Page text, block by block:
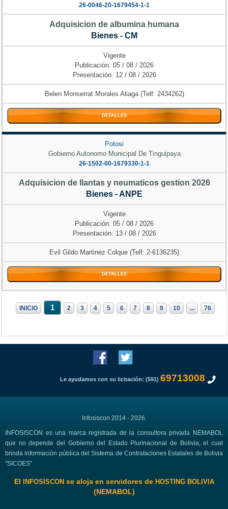
26-0046-20-1679454-1-1
Adquisicion de albumina humana
Bienes - CM
Vigente
Publicación: 05 / 08 / 2026
Presentación: 12 / 08 / 2026
Belen Monserrat Morales Aliaga (Telf: 2434262)
DETALLES
Potosi
Gobierno Autonomo Municipal De Tinguipaya
26-1502-00-1679330-1-1
Adquisicion de llantas y neumaticos gestion 2026
Bienes - ANPE
Vigente
Publicación: 05 / 08 / 2026
Presentación: 13 / 08 / 2026
Evil Gildo Martinez Colque (Telf: 2-6136235)
DETALLES
INICIO 1 2 3 4 5 6 7 8 9 10 ... 76
Le ayudamos con su licitación: (591) 69713008
Infosiscon 2014 - 2026.
INFOSISCON es una marca registrada de la consultora privada NEMABOL
que no depende del Gobierno del Estado Plurinacional de Bolivia, el cual
brinda información pública del Sistema de Contrataciones Estatales de Bolivia
"SICOES"
El INFOSISCONse aloja en servidores de HOSTING BOLIVIA
(NEMABOL)